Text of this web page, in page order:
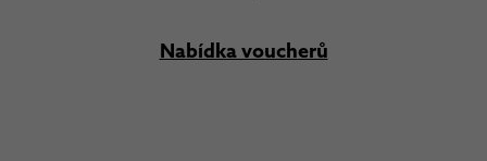
Nabídka voucherů